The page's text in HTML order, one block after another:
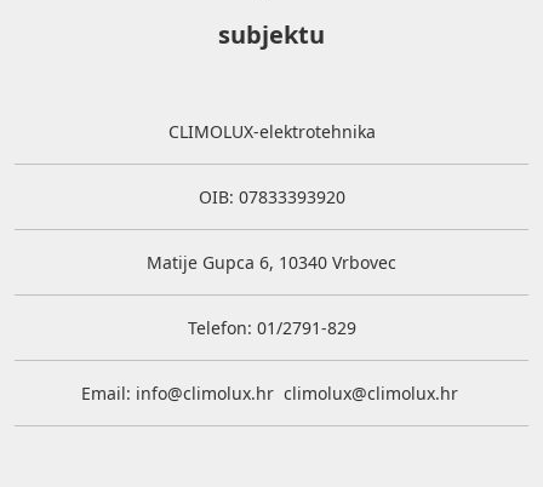
subjektu
CLIMOLUX-elektrotehnika
OIB: 07833393920
Matije Gupca 6, 10340 Vrbovec
Telefon: 01/2791-829
Email: info@climolux.hr climolux@climolux.hr